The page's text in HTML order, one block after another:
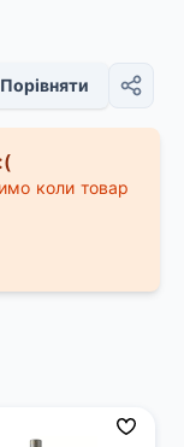
Порівняти
коли товар